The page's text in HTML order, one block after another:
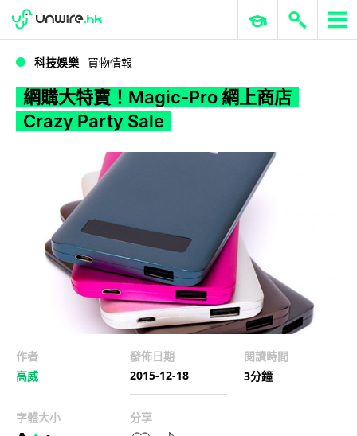
WWDC 2026 ERP 與商業 AI
科技娛樂 買物情報
網購大特賣！Magic-Pro 網上商店
Crazy Party Sale
作者
高威
發佈日期
2015-12-18
閱讀時間
3分鐘
字體大小 分享